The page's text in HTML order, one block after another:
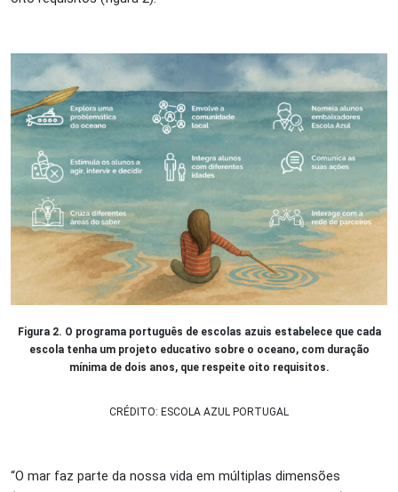
Figura 2. O programa português de escolas azuis estabelece que cada
escola tenha um projeto educativo sobre o oceano, com duração
mínima de dois anos, que respeite oito requisitos.
CRÉDITO: ESCOLA AZUL PORTUGAL
“O mar faz parte da nossa vida em múltiplas dimensões